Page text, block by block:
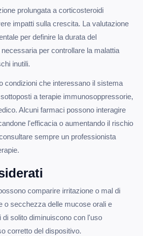
prolungata a corticosteroidi
impatti sulla crescita. La valutazione
per definire la durata del
per controllare la malattia
inutili.
condizioni che interessano il sistema
a terapie immunosoppressorie,
Alcuni farmaci possono interagire
l'efficacia o aumentando il rischio
sempre un professionista
comparire irritazione o mal di
o secchezza delle mucose orali e
di solito diminuiscono con l'uso
corretto del dispositivo.